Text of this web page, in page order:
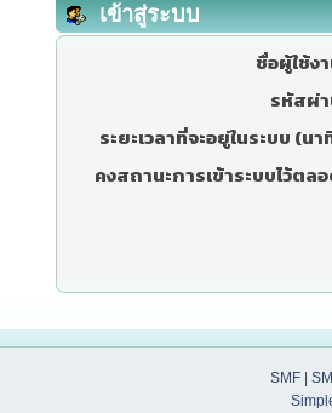
เข้าสู่ระบบ
ชื่อผู้ใช้ง
รหัสผ่
ระยะเวลาที่จะอยู่ในระบบ (นา
คงสถานะการเข้าระบบไว้ตล
SMF|